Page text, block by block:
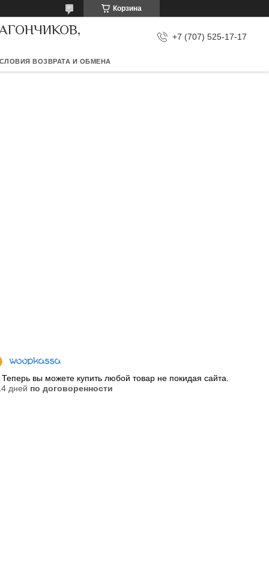
Корзина
+7 (707) 525-17-17
ВОЗВРАТА И ОБМЕНА
вы можете купить любой товар не покидая сайта.
дней по договоренности